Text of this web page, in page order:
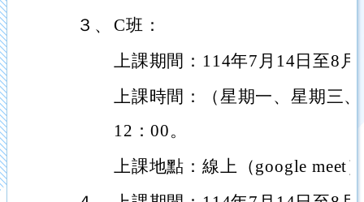
３、 C班：
上課期間：114年7月14日至8月
上課時間：（星期一、星期三
12：00。
上課地點：線上（google meet